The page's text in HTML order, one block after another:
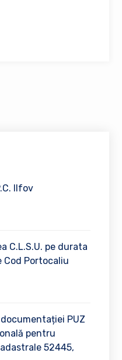
Ilfov
C.L.S.U. pe durata
Portocaliu
PUZ
pentru
52445,